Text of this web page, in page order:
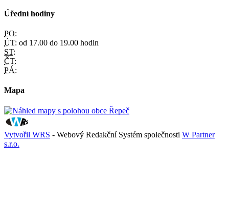
Úřední hodiny
PO:
ÚT: od 17.00 do 19.00 hodin
ST:
ČT:
PÁ:
Mapa
Vytvořil WRS - Webový Redakční Systém společnosti W Partner
s.r.o.